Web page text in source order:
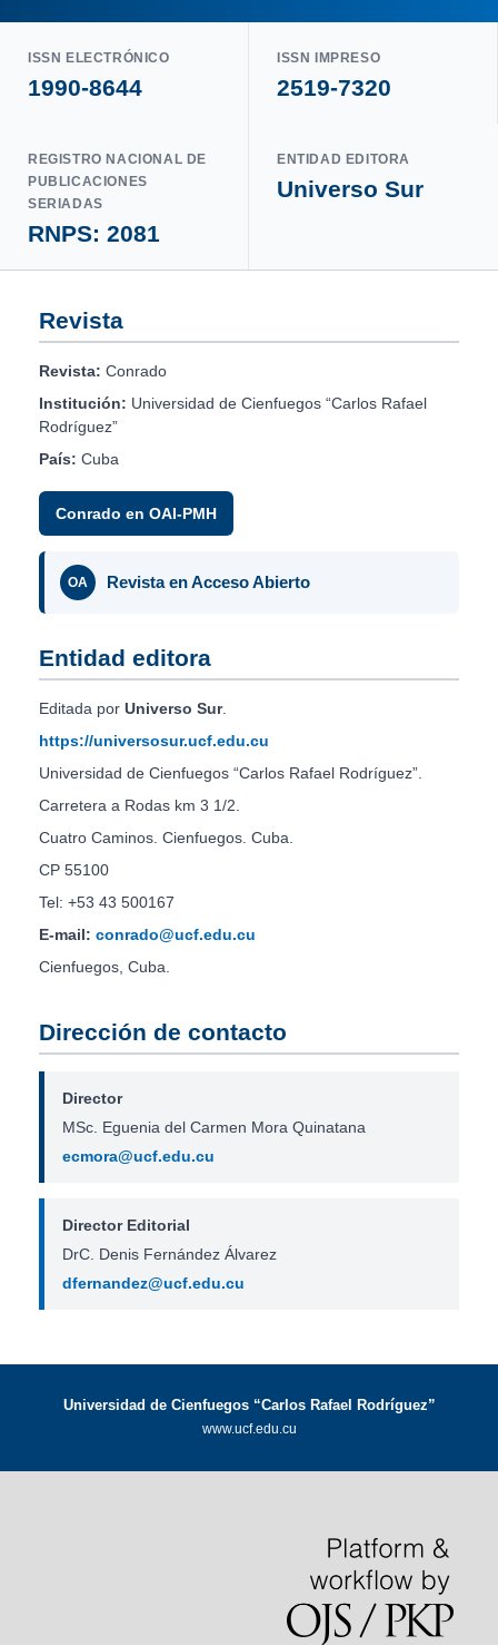
ISSN ELECTRÓNICO
1990-8644
ISSN IMPRESO
2519-7320
REGISTRO NACIONAL DE
PUBLICACIONES
SERIADAS
RNPS: 2081
ENTIDAD EDITORA
Universo Sur
Revista
Revista: Conrado
Institución: Universidad de Cienfuegos “Carlos Rafael
Rodríguez”
País: Cuba
Conrado en OAI-PMH
OA Revista en Acceso Abierto
Entidad editora
Editada por Universo Sur.
https://universosur.ucf.edu.cu
Universidad de Cienfuegos “Carlos Rafael Rodríguez”.
Carretera a Rodas km 3 1/2.
Cuatro Caminos. Cienfuegos. Cuba.
CP 55100
Tel: +53 43 500167
E-mail: conrado@ucf.edu.cu
Cienfuegos, Cuba.
Dirección de contacto
Director
MSc. Eguenia del Carmen Mora Quinatana
ecmora@ucf.edu.cu
Director Editorial
DrC. Denis Fernández Álvarez
dfernandez@ucf.edu.cu
Universidad de Cienfuegos “Carlos Rafael Rodríguez”
www.ucf.edu.cu